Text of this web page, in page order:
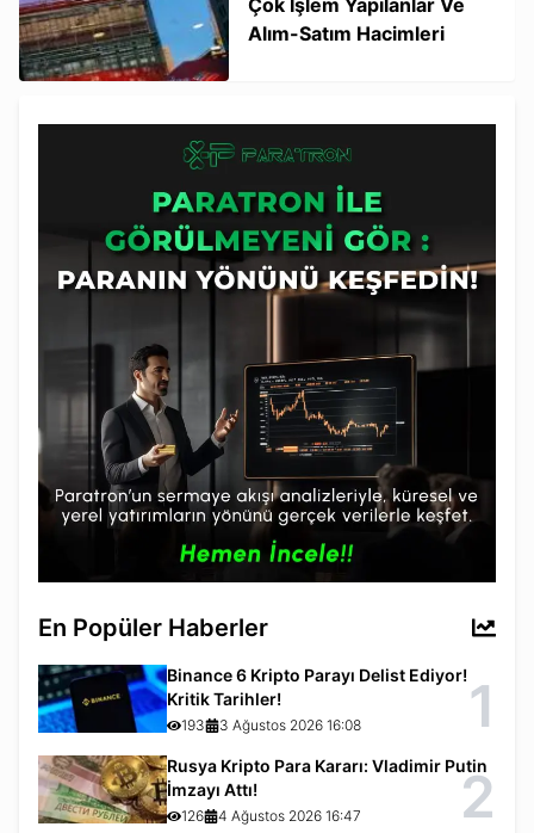
Alım-Satım Hacimleri
En Popüler Haberler
Binance 6 Kripto Parayı Delist Ediyor!
Kritik Tarihler!
193 3 Ağustos 2026 16:08 1
Rusya Kripto Para Kararı: Vladimir Putin
İmzayı Attı!
126 4 Ağustos 2026 16:47 2